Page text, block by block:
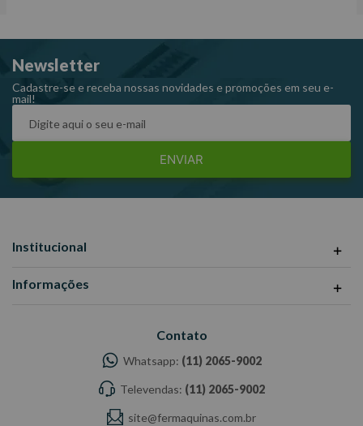
Newsletter
Cadastre-se e receba nossas novidades e promoções em seu e-
mail!
ENVIAR
Institucional
Informações
Contato
Whatsapp: (11) 2065-9002
Televendas: (11) 2065-9002
site@fermaquinas.com.br